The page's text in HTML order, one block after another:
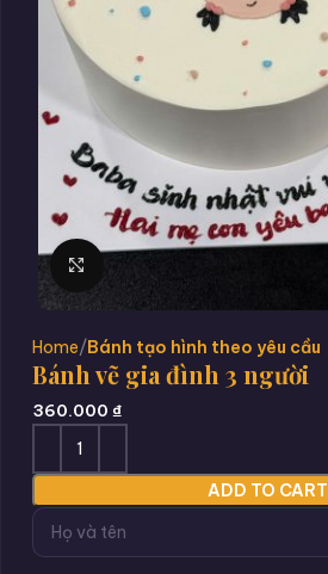
Home Bánh tạo hình theo yêu cầu
Bánh vẽ gia đình 3 người
360.000 ₫
ADD TO CART